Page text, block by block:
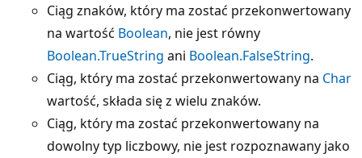
Ciąg znaków, który ma zostać przekonwertowany
na wartość Boolean, nie jest równy
Boolean.TrueString ani Boolean.FalseString.
Ciąg, który ma zostać przekonwertowany na Char
wartość, składa się z wielu znaków.
Ciąg, który ma zostać przekonwertowany na
dowolny typ liczbowy, nie jest rozpoznawany jako